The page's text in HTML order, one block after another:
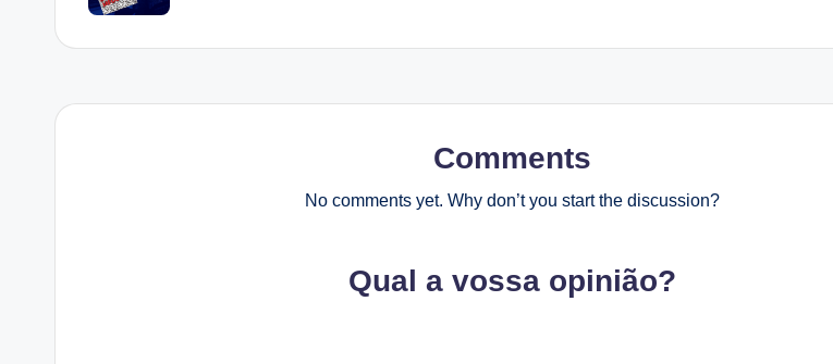
Comments
No comments yet. Why don’t you start the discussion?
Qual a vossa opinião?